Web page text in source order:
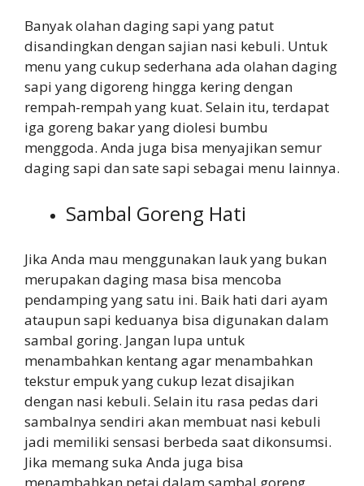
Banyak olahan daging sapi yang patut
disandingkan dengan sajian nasi kebuli. Untuk
menu yang cukup sederhana ada olahan daging
sapi yang digoreng hingga kering dengan
rempah-rempah yang kuat. Selain itu, terdapat
iga goreng bakar yang diolesi bumbu
menggoda. Anda juga bisa menyajikan semur
daging sapi dan sate sapi sebagai menu lainnya.
Sambal Goreng Hati
Jika Anda mau menggunakan lauk yang bukan
merupakan daging masa bisa mencoba
pendamping yang satu ini. Baik hati dari ayam
ataupun sapi keduanya bisa digunakan dalam
sambal goring. Jangan lupa untuk
menambahkan kentang agar menambahkan
tekstur empuk yang cukup lezat disajikan
dengan nasi kebuli. Selain itu rasa pedas dari
sambalnya sendiri akan membuat nasi kebuli
jadi memiliki sensasi berbeda saat dikonsumsi.
Jika memang suka Anda juga bisa